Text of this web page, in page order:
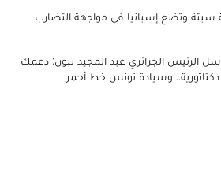
سبتة وتضع إسبانيا في مواجهة التضارب
الرئيس الجزائري عبد المجيد تبون: دعمك
وسيادة تونس خط أحمر